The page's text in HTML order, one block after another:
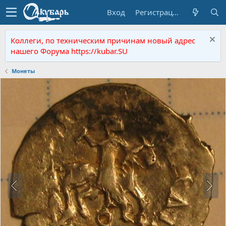
Вход Регистрация
Коллеги, по техническим причинам новый адрес
нашего Форума https://kubar.SU
Монеты